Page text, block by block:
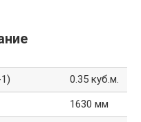
0.35 куб.м.
1630 мм